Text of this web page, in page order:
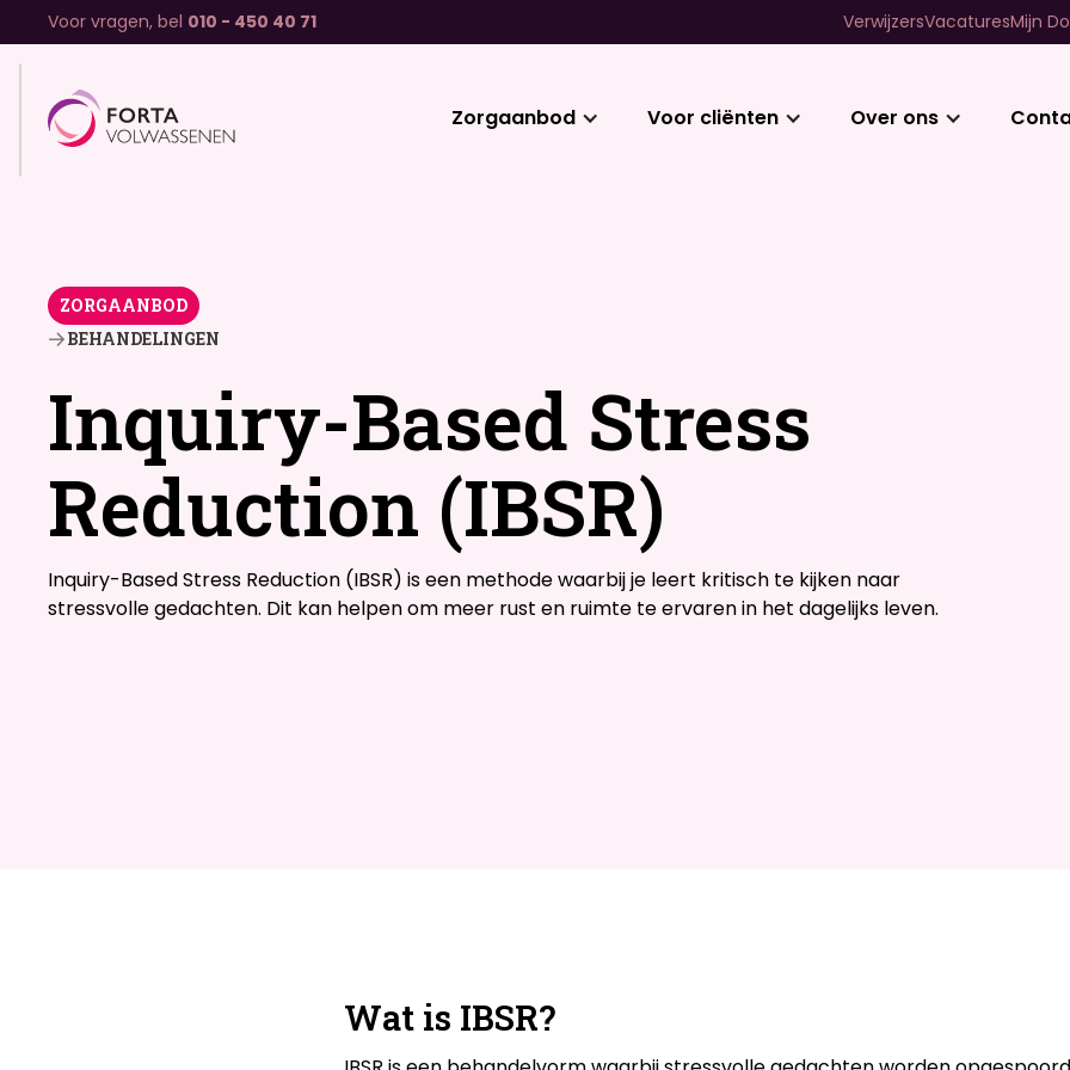
Voor vragen, bel 010 - 450 40 71 VerwijzersVacaturesMijn
Zorgaanbod Voor cliënten Over ons
ZORGAANBOD
BEHANDELINGEN
Inquiry-Based Stress
Reduction (IBSR)
Inquiry-Based Stress Reduction (IBSR) is een methode waarbij je leert kritisch te kijken naar
stressvolle gedachten. Dit kan helpen om meer rust en ruimte te ervaren in het dagelijks leven.
Wat is IBSR?